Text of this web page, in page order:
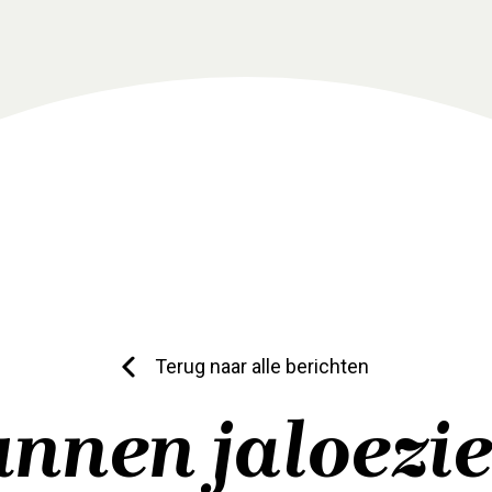
Terug naar alle berichten